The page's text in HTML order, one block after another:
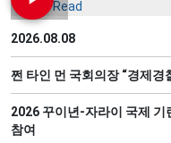
Most Read
2026.08.08
쩐 타인 먼 국회의장 “경제경
2026 꾸이년-자라이 국제 기
참여